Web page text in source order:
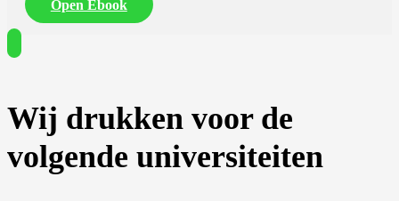
Open Ebook
Wij drukken voor de
volgende universiteiten